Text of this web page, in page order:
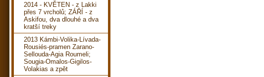
2014 - KVĚTEN - z Lakki
přes 7 vrcholů; ZÁŘÍ - z
Askifou, dva dlouhé a dva
kratší treky
2013 Kámbi-Volika-Lívada-
Rousiés-pramen Zarano-
Sellouda-Agia Roumeli;
Sougia-Omalos-Gigilos-
Volakias a zpět